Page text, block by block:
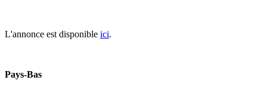
L'annonce est disponible ici.
Pays-Bas